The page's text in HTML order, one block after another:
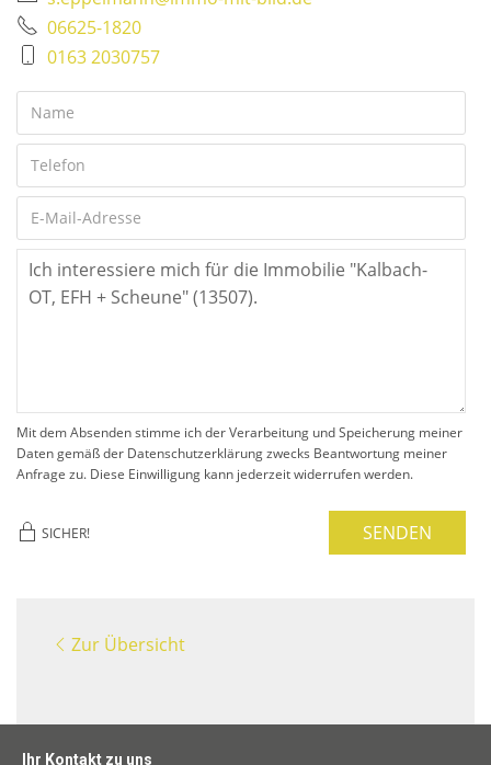
06625-1820
0163 2030757
Mit dem Absenden stimme ich der Verarbeitung und Speicherung meiner
Daten gemäß der Datenschutzerklärung zwecks Beantwortung meiner
Anfrage zu. Diese Einwilligung kann jederzeit widerrufen werden.
SICHER! SENDEN
Zur Übersicht
Ihr Kontakt zu uns